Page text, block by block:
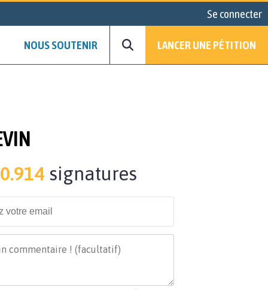
Se connecter
NOUS SOUTENIR LANCER UNE PÉTITION
signatures